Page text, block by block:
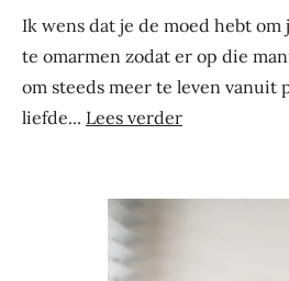
Ik wens dat je de moed hebt
te omarmen zodat er op die
om steeds meer te leven vanuit
liefde... Lees verder